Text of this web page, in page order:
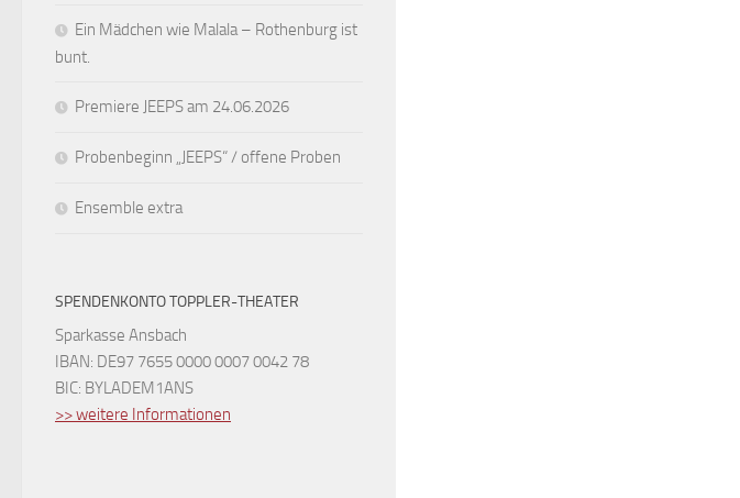
Ein Mädchen wie Malala – Rothenburg ist
bunt.
Premiere JEEPS am 24.06.2026
Probenbeginn „JEEPS“ / offene Proben
Ensemble extra
SPENDENKONTO TOPPLER-THEATER
Sparkasse Ansbach
IBAN: DE97 7655 0000 0007 0042 78
BIC: BYLADEM1ANS
>> weitere Informationen